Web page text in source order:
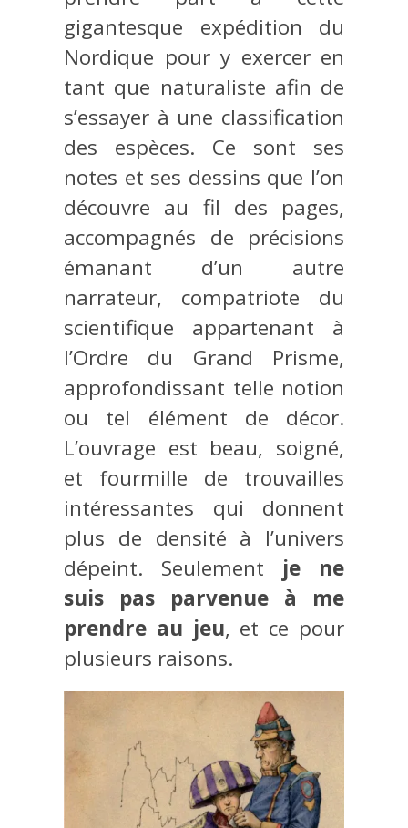
gigantesque expédition du
Nordique pour y exercer en
tant que naturaliste afin de
s’essayer à une classification
des espèces. Ce sont ses
notes et ses dessins que l’on
découvre au fil des pages,
accompagnés de précisions
émanant d’un autre
narrateur, compatriote du
scientifique appartenant à
l’Ordre du Grand Prisme,
approfondissant telle notion
ou tel élément de décor.
L’ouvrage est beau, soigné,
et fourmille de trouvailles
intéressantes qui donnent
plus de densité à l’univers
dépeint. Seulement je ne
suis pas parvenue à me
prendre au jeu, et ce pour
plusieurs raisons.